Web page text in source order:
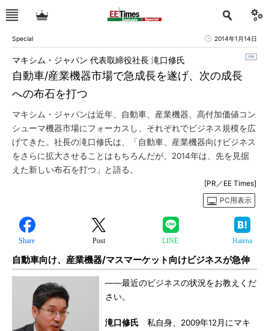
Special 2014年1月14日
自動車/産業機器市場で急成長を遂げ、次の成長
への布石を打つ
マキシム・ジャパン 代表取締役社長 滝口修氏
マキシム・ジャパンは近年、自動車、産業機器、高付加価値コン
シューマ機器市場にフォーカスし、それぞれでビジネス規模を広
げてきた。社長の滝口修氏は、「自動車、産業機器向けビジネス
をさらに拡大させることはもちろんだが、2014年は、先を見据
えた新しい布石を打つ」と語る。
[PR／EE Times]
PC用表示
Share Post LINE Hatena
自動車向け、産業機器/マスマーケット向けビジネスが急伸
――最近のビジネスの状況をお教えくだ
さい。
滝口修氏 私自身、2009年12月にマキ